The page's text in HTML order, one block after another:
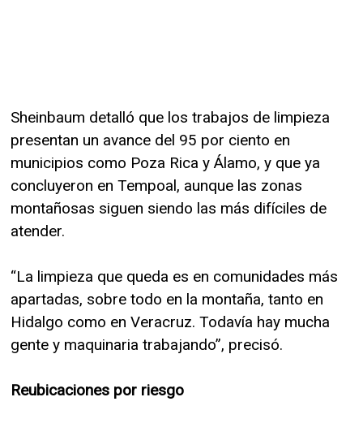
Sheinbaum detalló que los trabajos de limpieza
presentan un avance del 95 por ciento en
municipios como Poza Rica y Álamo, y que ya
concluyeron en Tempoal, aunque las zonas
montañosas siguen siendo las más difíciles de
atender.
“La limpieza que queda es en comunidades más
apartadas, sobre todo en la montaña, tanto en
Hidalgo como en Veracruz. Todavía hay mucha
gente y maquinaria trabajando”, precisó.
Reubicaciones por riesgo